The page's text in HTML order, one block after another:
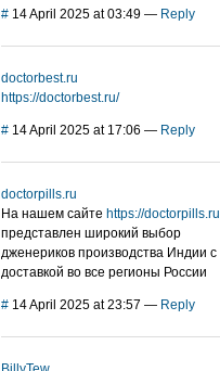
# 14 April 2025 at 03:49 — Reply
doctorbest.ru
https://doctorbest.ru/
# 14 April 2025 at 17:06 — Reply
doctorpills.ru
На нашем сайте https://doctorpills.ru
представлен широкий выбор
дженериков производства Индии с
доставкой во все регионы России
# 14 April 2025 at 23:57 — Reply